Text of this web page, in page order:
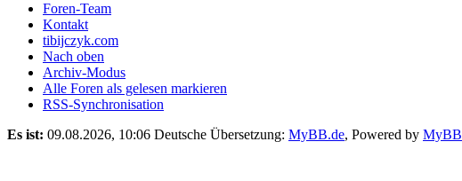
Foren-Team
Kontakt
tibijczyk.com
Nach oben
Archiv-Modus
Alle Foren als gelesen markieren
RSS-Synchronisation
Es ist: 09.08.2026, 10:06 Deutsche Übersetzung: MyBB.de, Powered by MyBB